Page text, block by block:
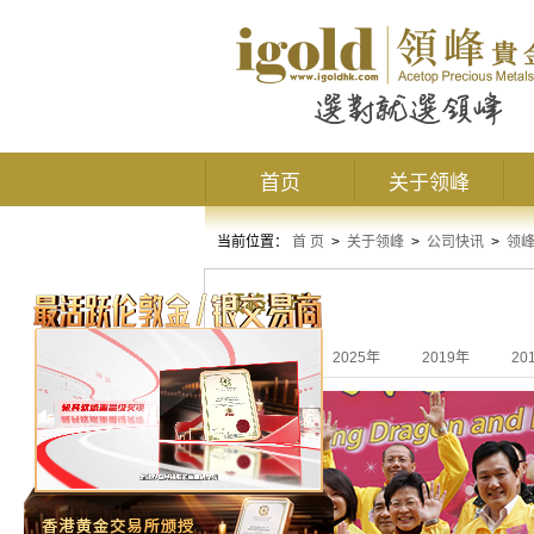
首页 关于领峰
当前位置： 首 页 > 关于领峰 > 公司快讯 > 领
领峰活动
2025年 2019年